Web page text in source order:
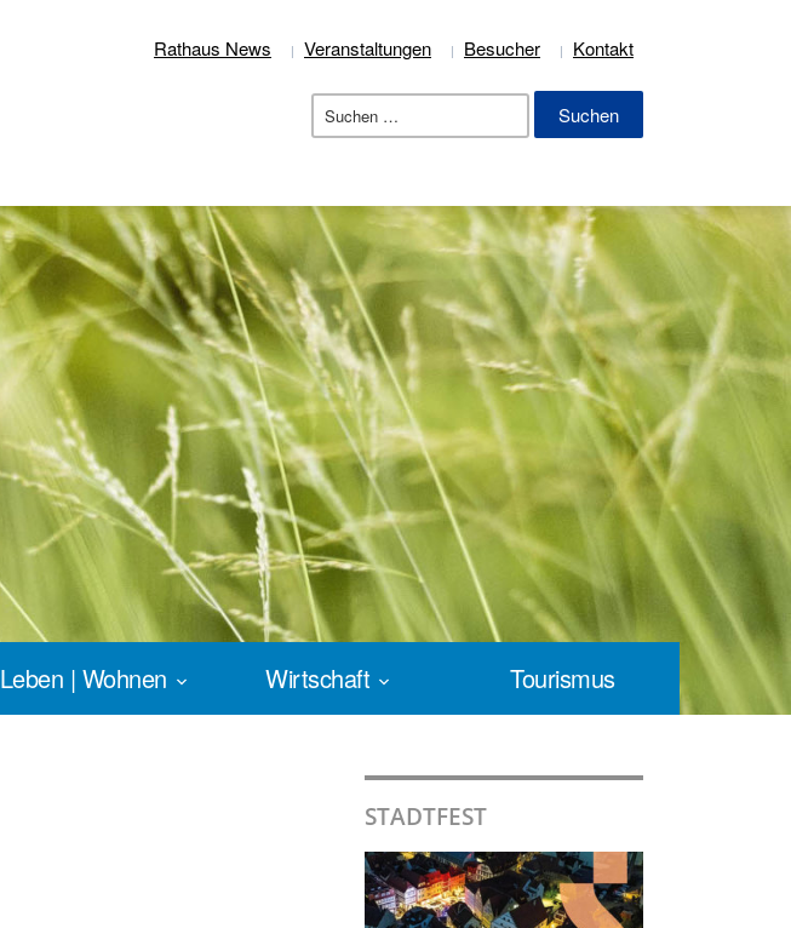
Rathaus News Veranstaltungen Besucher Kontakt
Suchen
nach:
Leben | Wohnen Wirtschaft Tourismus
STADTFEST